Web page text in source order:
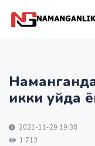
икки уйда
2021-11-29 19:38
1 713